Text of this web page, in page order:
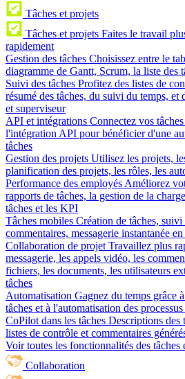
Tâches et projets
Tâches et projets Faites le travail
rapidement
Gestion des tâches Choisissez entre le
diagramme de Gantt, Scrum, la liste des
Suivi des tâches Profitez des listes de
résumé des tâches, du suivi du temps, et
et superviseur
API et intégrations Connectez vos
l'intégration API pour bénéficier d'une
tâches
Gestion des projets Utilisez les projets,
planification des projets, les rôles, les
Performance des employés Améliorez
rapports de tâches, la gestion de la
tâches et les KPI
Tâches mobiles Création de tâches,
commentaires, messagerie instantanée
Collaboration de projet Travaillez plus
messagerie, les appels vidéo, les
fichiers, les documents, les utilisateurs
tâches
Automatisation Gagnez du temps grâce
tâches et à l'automatisation des
CoPilot dans les tâches Descriptions des
listes de contrôle et commentaires
Voir toutes les fonctionnalités des tâches
Collaboration